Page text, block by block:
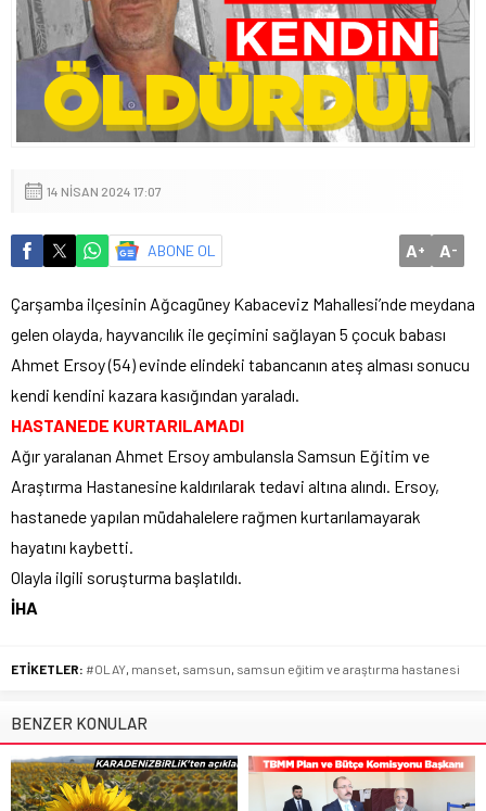
14 NISAN 2024 17:07
ABONE OL A+ A-
Çarşamba ilçesinin Ağcagüney Kabaceviz Mahallesi’nde meydana
gelen olayda, hayvancılık ile geçimini sağlayan 5 çocuk babası
Ahmet Ersoy (54) evinde elindeki tabancanın ateş alması sonucu
kendi kendini kazara kasığından yaraladı.
HASTANEDE KURTARILAMADI
Ağır yaralanan Ahmet Ersoy ambulansla Samsun Eğitim ve
Araştırma Hastanesine kaldırılarak tedavi altına alındı. Ersoy,
hastanede yapılan müdahalelere rağmen kurtarılamayarak
hayatını kaybetti.
Olayla ilgili soruşturma başlatıldı.
İHA
ETİKETLER: #OLAY manset samsun samsun eğitim ve araştırma hastanesi
BENZER KONULAR